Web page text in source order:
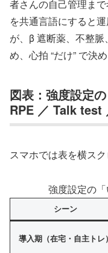
者さんの自己管理ま
を共通言語にすると
が、β 遮断薬、不整
め、心拍 “だけ” で決
図表：強度設定
RPE ／ Talk test
スマホでは表を横スク
強度設定の
シーン
導入期（在宅・自主トレ）